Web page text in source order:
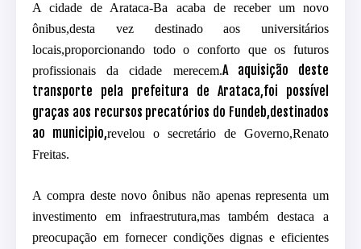
A cidade de Arataca-Ba acaba de receber um novo
ônibus,desta vez destinado aos universitários
locais,proporcionando todo o conforto que os futuros
profissionais da cidade merecem.A aquisição deste
transporte pela prefeitura de Arataca,foi possível
graças aos recursos precatórios do Fundeb,destinados
ao municipio,revelou o secretário de Governo,Renato
Freitas.
A compra deste novo ônibus não apenas representa um
investimento em infraestrutura,mas também destaca a
preocupação em fornecer condições dignas e eficientes